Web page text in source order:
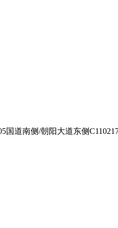
国道南侧/朝阳大道东侧